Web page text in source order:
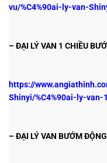
vu/%C4%90ai-ly-van-
– ĐẠI LÝ VAN 1 CHIỀU
https://
Shinyi/%C4%90ai-ly-
– ĐẠI LÝ VAN BƯỚM